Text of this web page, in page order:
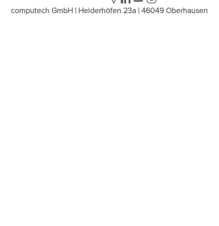
computech GmbH | Heiderhöfen 23a | 46049 Oberhausen